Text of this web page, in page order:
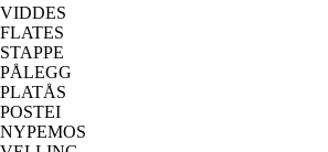
VIDDES
FLATES
STAPPE
PÅLEGG
PLATÅS
POSTEI
NYPEMOS